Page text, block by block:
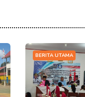
BERITA UTAMA